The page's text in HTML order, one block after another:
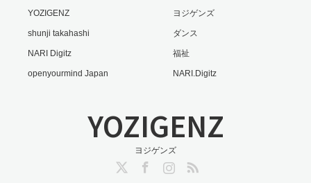
YOZIGENZ
shunji takahashi
NARI Digitz
openyourmind Japan
ヨジゲンズ
ダンス
福祉
NARI.Digitz
YOZIGENZ
ヨジゲンズ
InstagramRSS